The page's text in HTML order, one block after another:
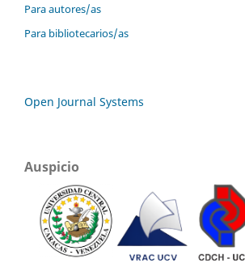
Para autores/as
Para bibliotecarios/as
Open Journal Systems
Auspicio